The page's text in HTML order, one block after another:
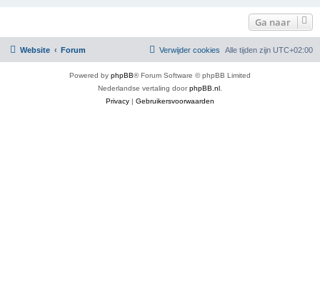
Ga naar
Website Forum Alle tijden zijn UTC+02:00
Verwijder cookies
Powered by phpBB® Forum Software © phpBB Limited
Nederlandse vertaling doorphpBB.nl
Privacy | Gebruikersvoorwaarden